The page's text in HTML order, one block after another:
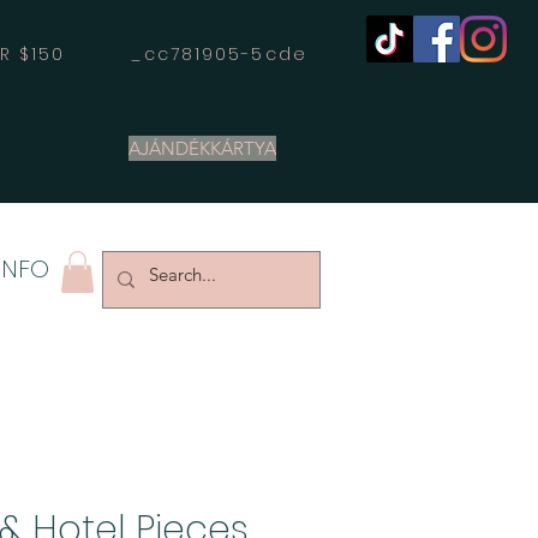
$150 _cc781905-5cde
AJÁNDÉKKÁRTYA